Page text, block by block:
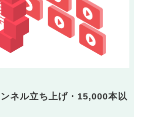
ネル立ち上げ・15,000本以